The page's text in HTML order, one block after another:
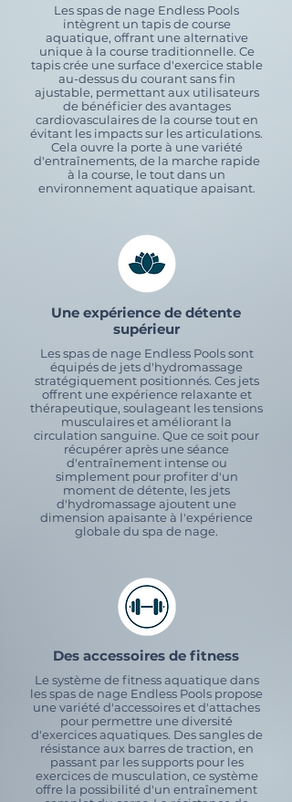
Les spas de nage Endless Pools
intègrent un tapis de course
aquatique, offrant une alternative
unique à la course traditionnelle. Ce
tapis crée une surface d'exercice stable
au-dessus du courant sans fin
ajustable, permettant aux utilisateurs
de bénéficier des avantages
cardiovasculaires de la course tout en
évitant les impacts sur les articulations.
Cela ouvre la porte à une variété
d'entraînements, de la marche rapide
à la course, le tout dans un
environnement aquatique apaisant.
Une expérience de détente
supérieur
Les spas de nage Endless Pools sont
équipés de jets d'hydromassage
stratégiquement positionnés. Ces jets
offrent une expérience relaxante et
thérapeutique, soulageant les tensions
musculaires et améliorant la
circulation sanguine. Que ce soit pour
récupérer après une séance
d'entraînement intense ou
simplement pour profiter d'un
moment de détente, les jets
d'hydromassage ajoutent une
dimension apaisante à l'expérience
globale du spa de nage.
Des accessoires de fitness
Le système de fitness aquatique dans
les spas de nage Endless Pools propose
une variété d'accessoires et d'attaches
pour permettre une diversité
d'exercices aquatiques. Des sangles de
résistance aux barres de traction, en
passant par les supports pour les
exercices de musculation, ce système
offre la possibilité d'un entraînement